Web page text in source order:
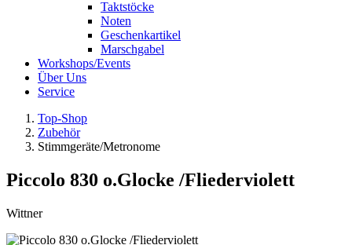
Taktstöcke
Noten
Geschenkartikel
Marschgabel
Workshops/Events
Über Uns
Service
Top-Shop
Zubehör
Stimmgeräte/Metronome
Piccolo 830 o.Glocke /Fliederviolett
Wittner